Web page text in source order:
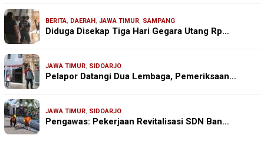
BERITA, DAERAH, JAWA TIMUR, SAMPANG
Diduga Disekap Tiga Hari Gegara Utang Rp…
JAWA TIMUR, SIDOARJO
Pelapor Datangi Dua Lembaga, Pemeriksaan…
JAWA TIMUR, SIDOARJO
Pengawas: Pekerjaan Revitalisasi SDN Ban…